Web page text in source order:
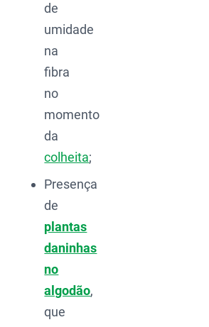
de
umidade
na
fibra
no
momento
da
colheita;
Presença
de
plantas
daninhas
no
algodão,
que